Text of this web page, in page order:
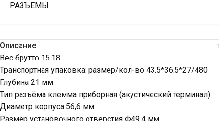
РАЗЪЕМЫ
Описание
Вес брутто 15.18
Транспортная упаковка: размер/кол-во 43.5*36.5*27/480
Глубина 21 мм
Тип разъёма клемма приборная (акустический терминал)
Диаметр корпуса 56,6 мм
Размер установочного отверстия Ф49,4 мм